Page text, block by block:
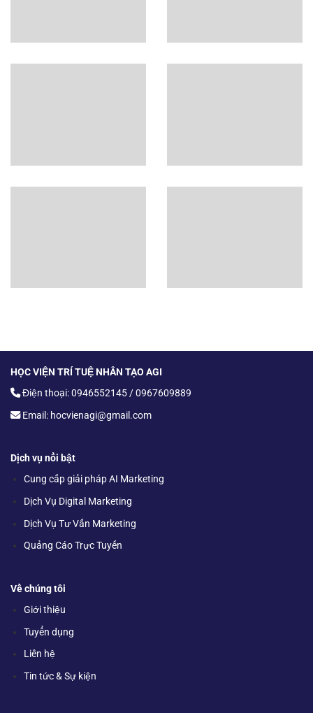
HỌC VIỆN TRÍ TUỆ NHÂN TẠO AGI
Điện thoại: 0946552145 / 0967609889
Email: hocvienagi@gmail.com
Dịch vụ nổi bật
Cung cấp giải pháp AI Marketing
Dịch Vụ Digital Marketing
Dịch Vụ Tư Vấn Marketing
Quảng Cáo Trực Tuyến
Về chúng tôi
Giới thiệu
Tuyển dụng
Liên hệ
Tin tức & Sự kiện